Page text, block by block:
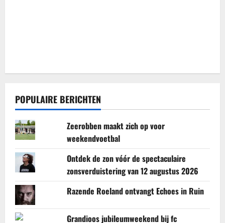
POPULAIRE BERICHTEN
Zeerobben maakt zich op voor
weekendvoetbal
Ontdek de zon vóór de spectaculaire
zonsverduistering van 12 augustus 2026
Razende Roeland ontvangt Echoes in Ruin
Grandioos jubileumweekend bij fc